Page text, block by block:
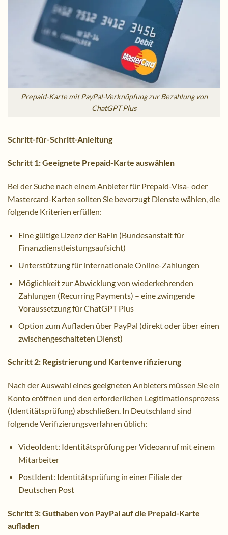
Prepaid-Karte mit PayPal-Verknüpfung zur Bezahlung von
ChatGPT Plus
Schritt-für-Schritt-Anleitung
Schritt 1: Geeignete Prepaid-Karte auswählen
Bei der Suche nach einem Anbieter für Prepaid-Visa- oder
Mastercard-Karten sollten Sie bevorzugt Dienste wählen, die
folgende Kriterien erfüllen:
Eine gültige Lizenz der BaFin (Bundesanstalt für
Finanzdienstleistungsaufsicht)
Unterstützung für internationale Online-Zahlungen
Möglichkeit zur Abwicklung von wiederkehrenden
Zahlungen (Recurring Payments) – eine zwingende
Voraussetzung für ChatGPT Plus
Option zum Aufladen über PayPal (direkt oder über einen
zwischengeschalteten Dienst)
Schritt 2: Registrierung und Kartenverifizierung
Nach der Auswahl eines geeigneten Anbieters müssen Sie ein
Konto eröffnen und den erforderlichen Legitimationsprozess
(Identitätsprüfung) abschließen. In Deutschland sind
folgende Verifizierungsverfahren üblich:
VideoIdent: Identitätsprüfung per Videoanruf mit einem
Mitarbeiter
PostIdent: Identitätsprüfung in einer Filiale der
Deutschen Post
Schritt 3: Guthaben von PayPal auf die Prepaid-Karte
aufladen